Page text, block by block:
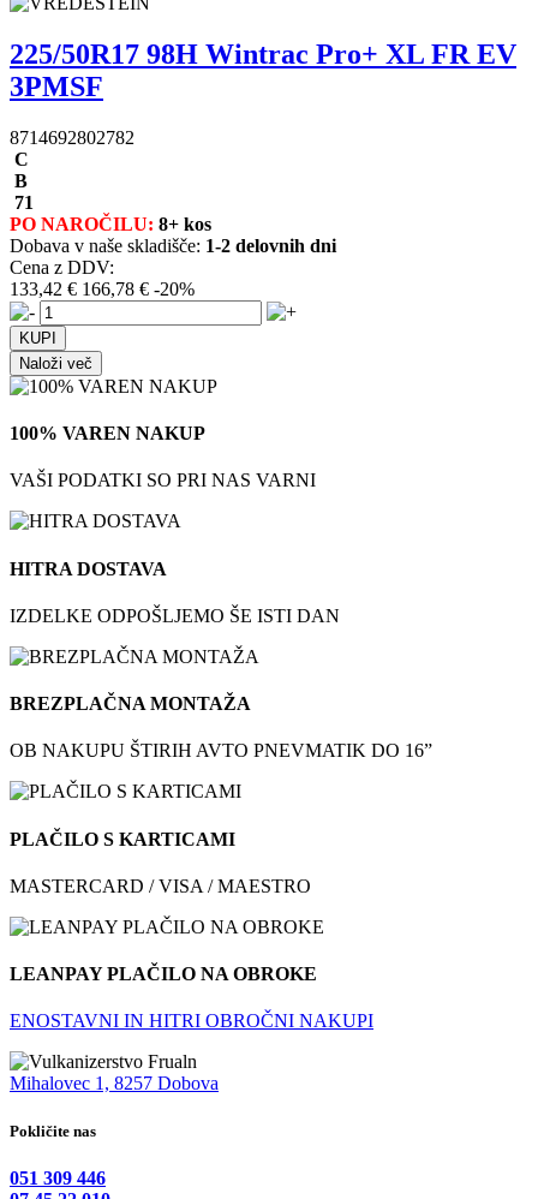
225/50R17 98H Wintrac Pro+ XL FR EV
3PMSF
8714692802782
C
B
71
PO NAROČILU: 8+ kos
Dobava v naše skladišče: 1-2 delovnih dni
Cena z DDV:
133,42 € 166,78 € -20%
Naloži več
100% VAREN NAKUP
VAŠI PODATKI SO PRI NAS VARNI
HITRA DOSTAVA
IZDELKE ODPOŠLJEMO ŠE ISTI DAN
BREZPLAČNA MONTAŽA
OB NAKUPU ŠTIRIH AVTO PNEVMATIK DO 16”
PLAČILO S KARTICAMI
MASTERCARD / VISA / MAESTRO
LEANPAY PLAČILO NA OBROKE
ENOSTAVNI IN HITRI OBROČNI NAKUPI
Mihalovec 1, 8257 Dobova
Pokličite nas
051 309 446